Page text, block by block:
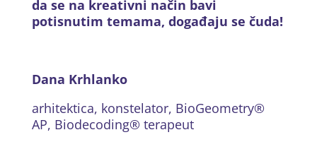
da se na kreativni način bavi
potisnutim temama, događaju se čuda!
Dana Krhlanko
arhitektica, konstelator, BioGeometry®
AP, Biodecoding® terapeut